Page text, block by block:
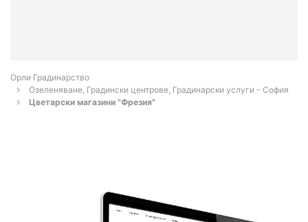
Орли Градинарство
Озеленяване, Градински центрове, Градинарски услуги - София
Цветарски магазини "Фрезия"